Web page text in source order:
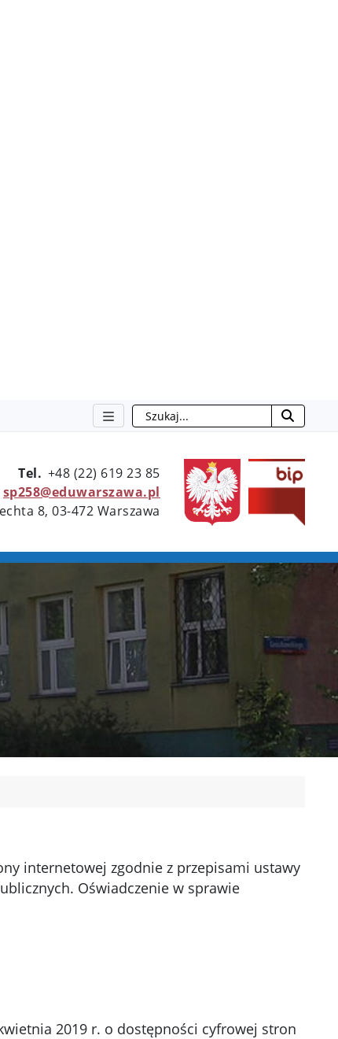
Szukaj
Tel. +48 (22) 619 23 85
sp258@eduwarszawa.pl
8, 03-472 Warszawa
internetowej zgodnie z przepisami ustawy
Oświadczenie w sprawie
2019 r. o dostępności cyfrowej stron